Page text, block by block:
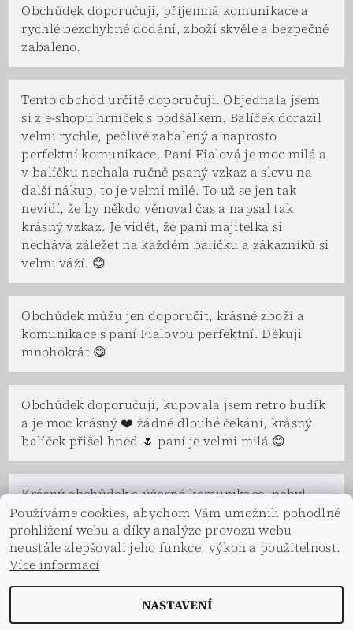
Obchůdek doporučuji, příjemná komunikace a
rychlé bezchybné dodání, zboží skvěle a bezpečně
zabaleno.
Tento obchod určitě doporučuji. Objednala jsem
si z e-shopu hrníček s podšálkem. Balíček dorazil
velmi rychle, pečlivě zabalený a naprosto
perfektní komunikace. Paní Fialová je moc milá a
v balíčku nechala ručně psaný vzkaz a slevu na
další nákup, to je velmi milé. To už se jen tak
nevidí, že by někdo věnoval čas a napsal tak
krásný vzkaz. Je vidět, že paní majitelka si
nechává záležet na každém balíčku a zákazníků si
velmi váží. 😊
Obchůdek můžu jen doporučit, krásné zboží a
komunikace s paní Fialovou perfektní. Děkuji
mnohokrát 😋
Obchůdek doporučuji, kupovala jsem retro budík
a je moc krásný ❤️ žádné dlouhé čekání, krásný
balíček přišel hned 🌷 paní je velmi milá 😊
Krásný obchůdek a úžasná komunikace, nebyl
problém se na čemkoliv domluvit. Paní Fialová a
celá její rodina je velice vstřícná a ochotná, ve
všem nám vyšli vstříc a s úsměvem. Děkuji.
2026 © Dekorace s příběhem, všechna práva vyhrazena
Používáme cookies, abychom Vám umožnili pohodlné
prohlížení webu a díky analýze provozu webu
neustále zlepšovali jeho funkce, výkon a použitelnost.
Více informací
NASTAVENÍ